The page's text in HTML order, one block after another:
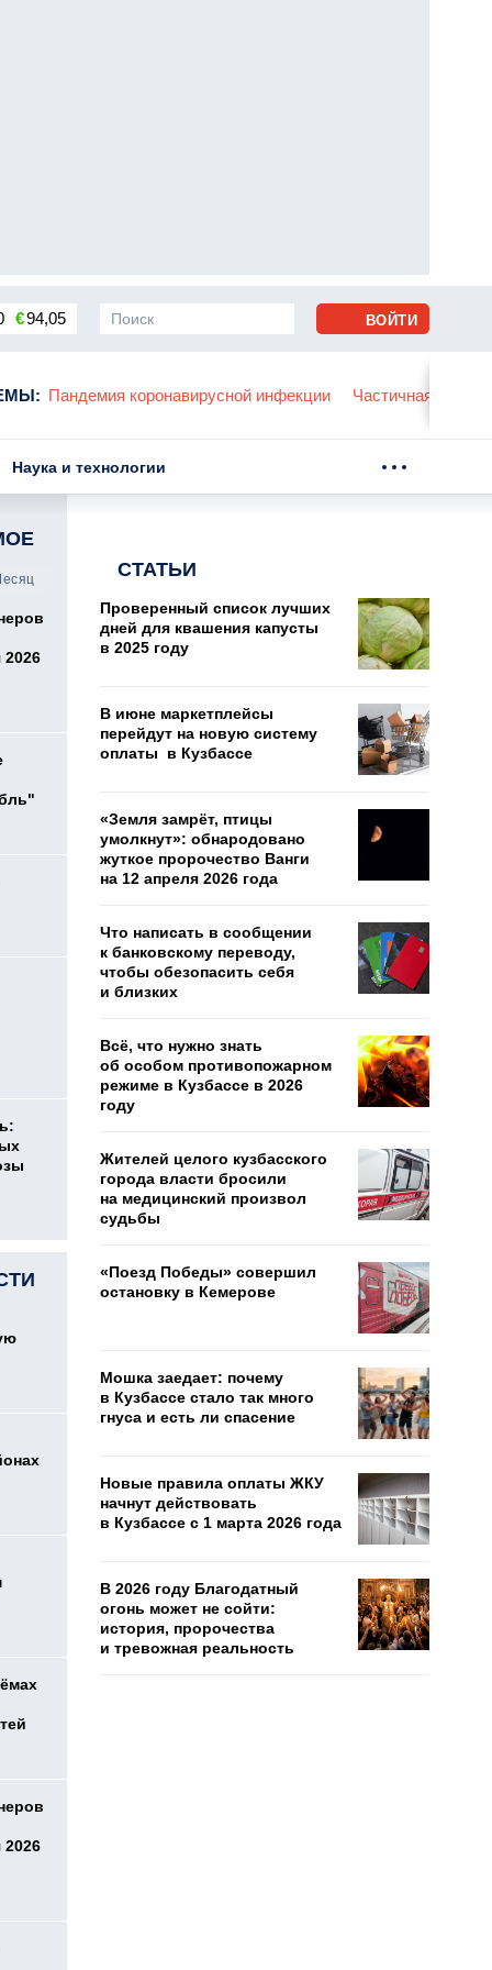
€94,05
: Пандемия коронавирусной инфекции Частичная
ВОЙТИ
Наука и технологии
2026
2026
СТАТЬИ
Проверенный список лучших
дней для квашения капусты
в 2025 году
В июне маркетплейсы
перейдут на новую систему
оплаты в Кузбассе
«Земля замрёт, птицы
умолкнут»: обнародовано
жуткое пророчество Ванги
на 12 апреля 2026 года
Что написать в сообщении
к банковскому переводу,
чтобы обезопасить себя
и близких
Всё, что нужно знать
об особом противопожарном
режиме в Кузбассе в 2026
году
Жителей целого кузбасского
города власти бросили
на медицинский произвол
судьбы
«Поезд Победы» совершил
остановку в Кемерове
Мошка заедает: почему
в Кузбассе стало так много
гнуса и есть ли спасение
Новые правила оплаты ЖКУ
начнут действовать
в Кузбассе с 1 марта 2026 года
В 2026 году Благодатный
огонь может не сойти:
история, пророчества
и тревожная реальность